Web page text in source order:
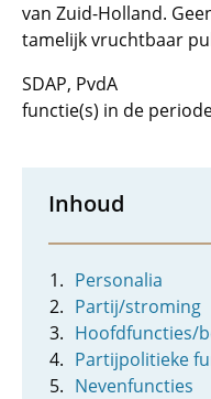
van Zuid-Holland.
tamelijk vruchtbaar
SDAP, PvdA
functie(s) in de
Inhoud
Personalia
Partij/stroming
Hoofdfuncties/
Partijpolitieke
Nevenfuncties